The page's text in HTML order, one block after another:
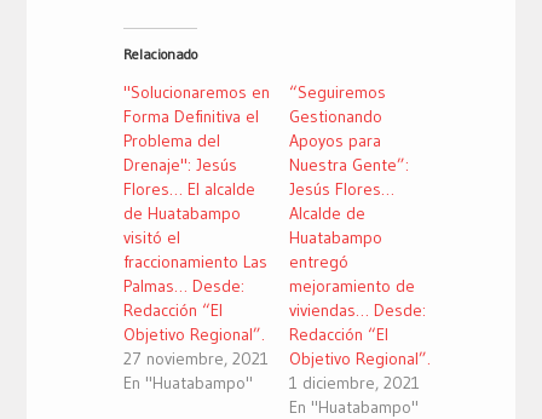
Twitter
abre
una
ventana
nueva)
una
ventana
nueva)
una
ventana
nueva)
Relacionado
"Solucionaremos en
Forma Definitiva el
Problema del
Drenaje": Jesús
Flores… El alcalde
de Huatabampo
visitó el
fraccionamiento Las
Palmas… Desde:
Redacción “El
Objetivo Regional”.
27 noviembre, 2021
En "Huatabampo"
“Seguiremos
Gestionando
Apoyos para
Nuestra Gente”:
Jesús Flores…
Alcalde de
Huatabampo
entregó
mejoramiento de
viviendas… Desde:
Redacción “El
Objetivo Regional”.
1 diciembre, 2021
En "Huatabampo"